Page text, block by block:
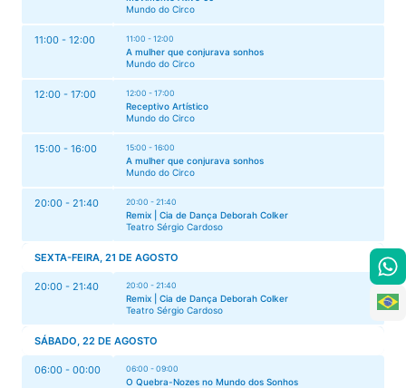
Mundo do Circo
11:00 - 12:00 11:00 - 12:00
A mulher que conjurava sonhos
Mundo do Circo
12:00 - 17:00 12:00 - 17:00
Receptivo Artístico
Mundo do Circo
15:00 - 16:00 15:00 - 16:00
A mulher que conjurava sonhos
Mundo do Circo
20:00 - 21:40 20:00 - 21:40
Remix | Cia de Dança Deborah Colker
Teatro Sérgio Cardoso
SEXTA-FEIRA, 21 DE AGOSTO
20:00 - 21:40 20:00 - 21:40
Remix | Cia de Dança Deborah Colker
Teatro Sérgio Cardoso
SÁBADO, 22 DE AGOSTO
06:00 - 00:00 06:00 - 09:00
O Quebra-Nozes no Mundo dos Sonhos